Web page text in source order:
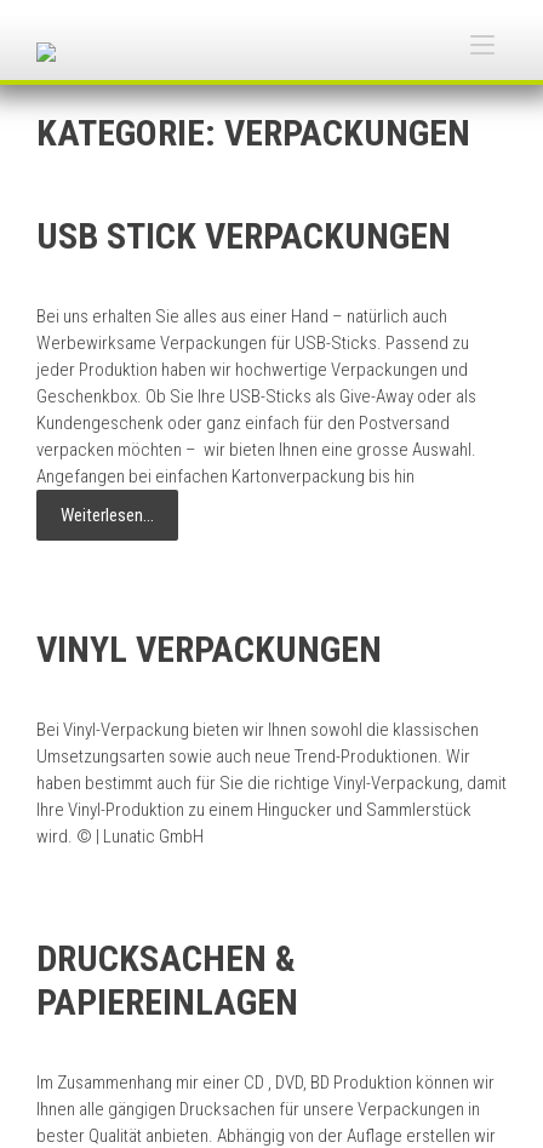
content
KATEGORIE: VERPACKUNGEN
USB STICK VERPACKUNGEN
Bei uns erhalten Sie alles aus einer Hand – natürlich auch
Werbewirksame Verpackungen für USB-Sticks. Passend zu
jeder Produktion haben wir hochwertige Verpackungen und
Geschenkbox. Ob Sie Ihre USB-Sticks als Give-Away oder als
Kundengeschenk oder ganz einfach für den Postversand
verpacken möchten – wir bieten Ihnen eine grosse Auswahl.
Angefangen bei einfachen Kartonverpackung bis hin
Weiterlesen…
VINYL VERPACKUNGEN
Bei Vinyl-Verpackung bieten wir Ihnen sowohl die klassischen
Umsetzungsarten sowie auch neue Trend-Produktionen. Wir
haben bestimmt auch für Sie die richtige Vinyl-Verpackung, damit
Ihre Vinyl-Produktion zu einem Hingucker und Sammlerstück
wird. © | Lunatic GmbH
DRUCKSACHEN &
PAPIEREINLAGEN
Im Zusammenhang mir einer CD , DVD, BD Produktion können wir
Ihnen alle gängigen Drucksachen für unsere Verpackungen in
bester Qualität anbieten. Abhängig von der Auflage erstellen wir